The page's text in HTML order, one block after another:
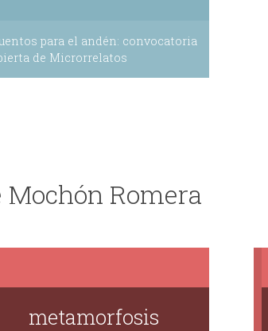
para el andén: convocatoria
de Microrrelatos
Romera
metamorfosis